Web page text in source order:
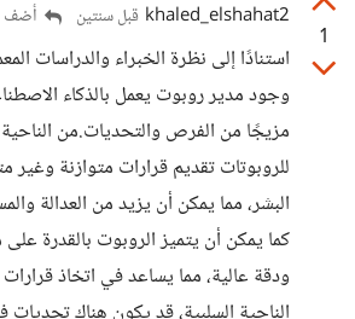
1
khaled_elshahat2 قبل سنتين أضف
استنادًا إلى نظرة الخبراء والدراسات
وجود مدير روبوت يعمل بالذكاء
مزيجًا من الفرص والتحديات.من الناحية
للروبوتات تقديم قرارات متوازنة
البشر، مما يمكن أن يزيد من العدالة
كما يمكن أن يتميز الروبوت بالقدرة
ودقة عالية، مما يساعد في اتخاذ